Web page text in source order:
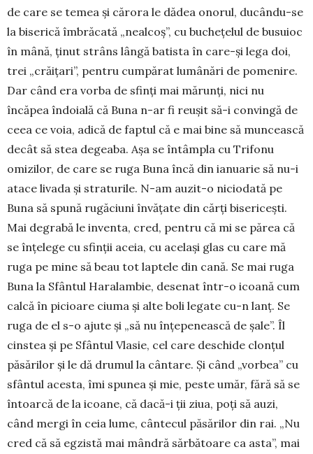
de care se temea și cărora le dădea onorul, ducându-se
la biserică îmbrăcată „nealcoș”, cu buchețelul de bu­su­ioc
în mână, ținut strâns lângă batista în care-și lega doi,
trei „crăițari”, pentru cumpărat lumânări de pomenire.
Dar când era vorba de sfinți mai mă­runți, nici nu
încăpea îndoială că Buna n-ar fi reușit să-i convingă de
ceea ce voia, adică de faptul că e mai bine să muncească
decât să stea degeaba. Așa se întâmpla cu Trifonu
omizilor, de care se ruga Bu­na încă din ianuarie să nu-i
atace livada și stratu­rile. N-am auzit-o niciodată pe
Buna să spună rugă­ciu­ni învățate din cărți bisericești.
Mai degrabă le inventa, cred, pentru că mi se părea că
se înțelege cu sfinții aceia, cu același glas cu care mă
ruga pe mine să beau tot laptele din cană. Se mai ruga
Buna la Sfântul Haralambie, desenat într-o icoană cum
calcă în picioare ciuma și alte boli legate cu-n lanț. Se
ruga de el s-o ajute și „să nu înțepenească de șale”. Îl
cinstea și pe Sfântul Vlasie, cel care deschide clonțul
păsărilor și le dă drumul la cântare. Și când „vorbea” cu
sfântul acesta, îmi spunea și mie, peste umăr, fără să se
întoarcă de la icoane, că dacă-i ții ziua, poți să auzi,
când mergi în ceia lume, cântecul păsă­ri­lor din rai. „Nu
cred că să egzistă mai mândră sărbă­toa­re ca asta”, mai